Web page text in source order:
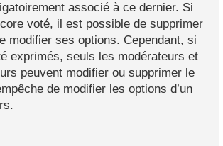
associé à ce dernier. Si
voté, il est possible de supprimer
modifier ses options. Cependant, si
exprimés, seuls les modérateurs et
peuvent modifier ou supprimer le
de modifier les options d’un